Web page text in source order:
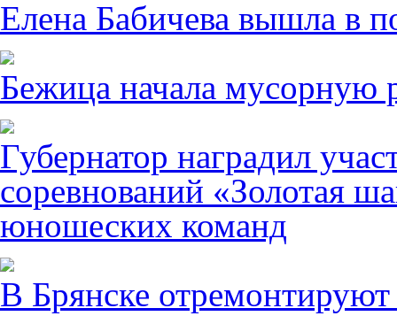
Елена Бабичева вышла в
Бежица начала мусорную
Губернатор наградил
соревнований «Золотая
юношеских команд
В Брянске